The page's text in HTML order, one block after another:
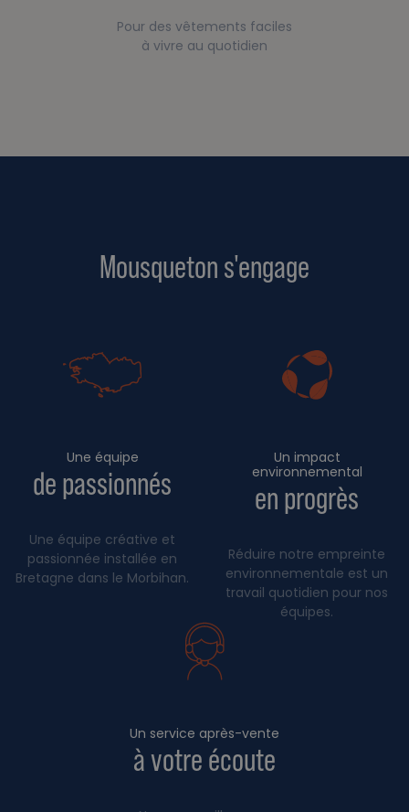
Pour des vêtements faciles
à vivre au quotidien
Mousqueton s'engage
Une équipe
de passionnés
Une équipe créative et
passionnée installée en
Bretagne dans le Morbihan.
Un impact
environnemental
en progrès
Réduire notre empreinte
environnementale est un
travail quotidien pour nos
équipes.
Un service après-vente
à votre écoute